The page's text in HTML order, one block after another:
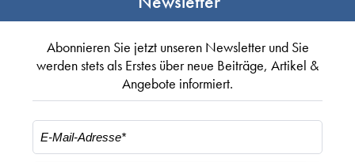
Abonnieren Sie jetzt unseren Newsletter und Sie
werden stets als Erstes über neue Beiträge, Artikel &
Angebote informiert.